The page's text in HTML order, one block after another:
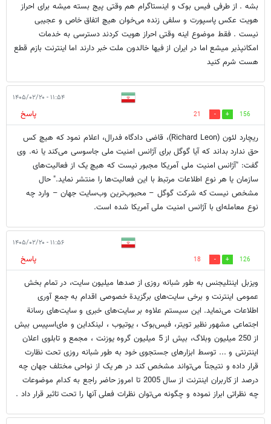
بشه . از طرفی فیس بوک و اینستاگرام هم وقتی پیج بسته میشه برای احراز
هویت عکس پاسپورت و سلفی زنده می‌خوان هیچ اتفاق خاص و عجیبی
نیست . فقط موضوع اینه وقتی احراز هویت کردند دسترسی به خدمات
امکانپذیر میشع اما در ایران از فیها خالدون ملت خبر دارند اما اینترنت بازم قطع
هست شرم کنید
۱۱:۵۴ - ۱۴۰۵/۰۲/۲۰
156
21
پاسخ
ریچارد لئون (Richard Leon)، قاضی دادگاه فدرال، اعلام نمود که هیچ کس
حق ندارد بداند که آیا گوگل برای آژانس امنیت ملی جاسوسی می‌کند یا نه. وی
گفت: "آژانس امنیت ملی آمریکا مجبور نیست که هیچ یک از فعالیت‌های
سازمان یا هر نوع اطلاعات مرتبط با این فعالیت‌‌ها را منتشر نماید." حال
مشخص نیست که شرکت گوگل – محبوب‌ترین وب‌سایت جهان – وارد چه
نوع معامله‌ای با آژانس امنیت ملی آمریکا شده است.
۱۱:۵۶ - ۱۴۰۵/۰۲/۲۰
126
18
پاسخ
ویزبل اینتلیجنس به طور شبانه روزی از صدها میلیون سایت، در تمام بخش
عمومی اینترنت و برخی سایت‌های برگزیدة خصوصی اقدام به جمع آوری
اطلاعات می‌نماید. این سیستم علاوه بر سایت‌های خبری و سایت‌های رسانة
اجتماعی مشهور نظیر تویتر، فیس‌بوک ، یوتیوب ، لینکداین و مای‌اسپیس بیش
از 250 میلیون وبلاگ، بیش از 5 میلیون گروه یوزنت ، مجمع و تابلوی اعلان
اینترنتی و ... توسط ابزارهای جستجوی خود به طور شبانه روزی تحت نظارت
قرار داده و نتیجتاً می‌تواند مشخص کند در هر یک از نواحی مختلف جهان چه
درصد از کاربران اینترنت از سال 2005 تا امروز حاضر راجع به کدام موضوعات
چه نظراتی ابراز نموده و چگونه می‌توان نظرات فعلی آنها را تحت تاثیر قرار داد .